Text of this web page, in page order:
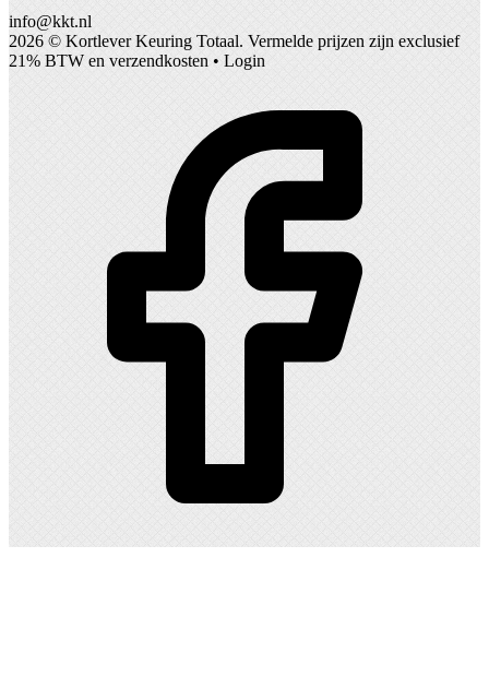
info@kkt.nl
2026 © Kortlever Keuring Totaal. Vermelde prijzen zijn exclusief
21% BTW en verzendkosten • Login